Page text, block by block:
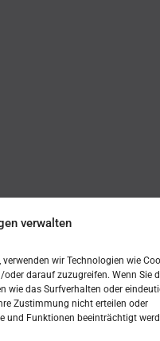
verwalten
wir Technologien wie
darauf zuzugreifen. Wenn Sie
wie das Surfverhalten oder
Zustimmung nicht erteilen oder
und Funktionen beeinträchtigt